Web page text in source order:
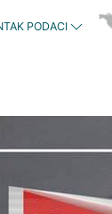
PODACI